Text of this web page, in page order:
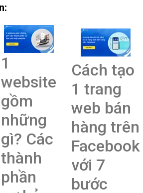
1
website
gồm
những
gì? Các
thành
phần
Cách tạo
1 trang
web bán
hàng trên
Facebook
với 7
bước